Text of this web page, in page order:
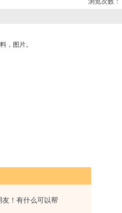
友！有什么可以帮
，图片。